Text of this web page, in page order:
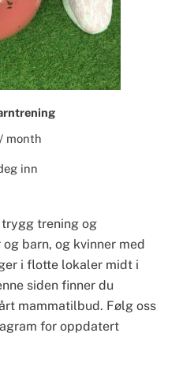
/ month
inn
trening og
barn, og kvinner med
i flotte lokaler midt i
siden finner du
mammatilbud. Følg oss
for oppdatert